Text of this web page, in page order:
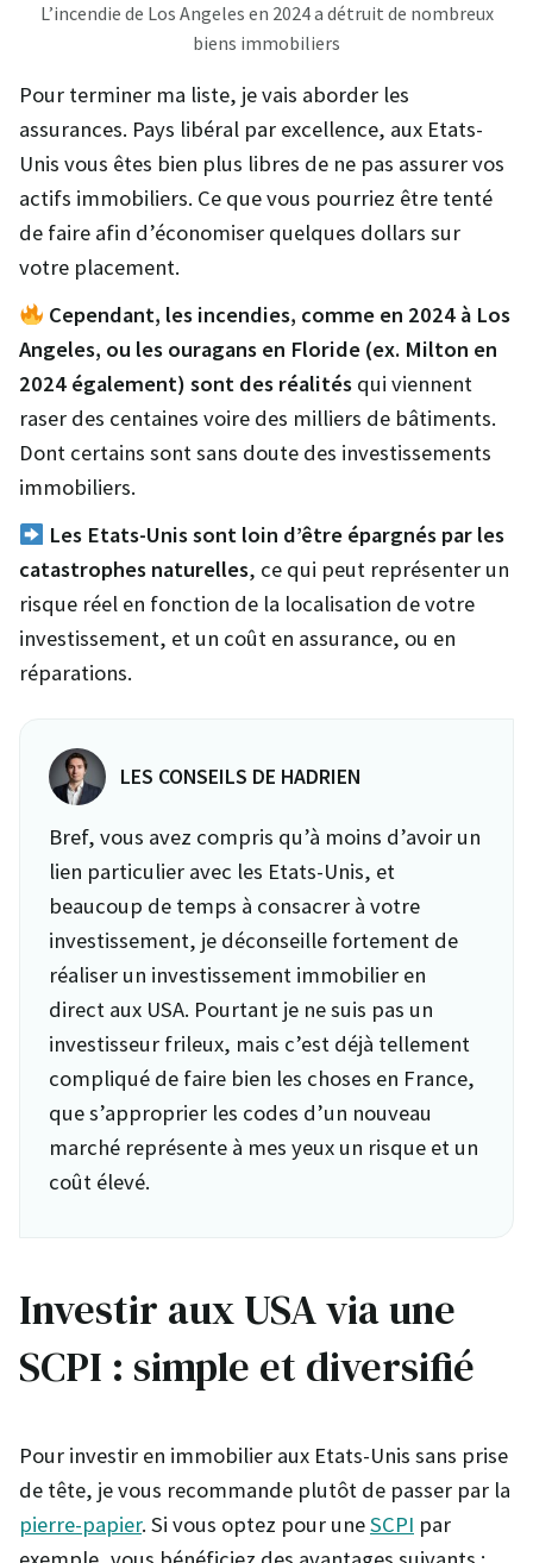
L’incendie de Los Angeles en 2024 a détruit de nombreux
biens immobiliers
Pour terminer ma liste, je vais aborder les
assurances. Pays libéral par excellence, aux Etats-
Unis vous êtes bien plus libres de ne pas assurer vos
actifs immobiliers. Ce que vous pourriez être tenté
de faire afin d’économiser quelques dollars sur
votre placement.
Cependant, les incendies, comme en 2024 à Los
Angeles, ou les ouragans en Floride (ex. Milton en
2024 également) sont des réalités qui viennent
raser des centaines voire des milliers de bâtiments.
Dont certains sont sans doute des investissements
immobiliers.
Les Etats-Unis sont loin d’être épargnés par les
catastrophes naturelles, ce qui peut représenter un
risque réel en fonction de la localisation de votre
investissement, et un coût en assurance, ou en
réparations.
LES CONSEILS DE HADRIEN
Bref, vous avez compris qu’à moins d’avoir un
lien particulier avec les Etats-Unis, et
beaucoup de temps à consacrer à votre
investissement, je déconseille fortement de
réaliser un investissement immobilier en
direct aux USA. Pourtant je ne suis pas un
investisseur frileux, mais c’est déjà tellement
compliqué de faire bien les choses en France,
que s’approprier les codes d’un nouveau
marché représente à mes yeux un risque et un
coût élevé.
Investir aux USA via une
SCPI : simple et diversifié
Pour investir en immobilier aux Etats-Unis sans prise
de tête, je vous recommande plutôt de passer par la
pierre-papier. Si vous optez pour uneSCPI par